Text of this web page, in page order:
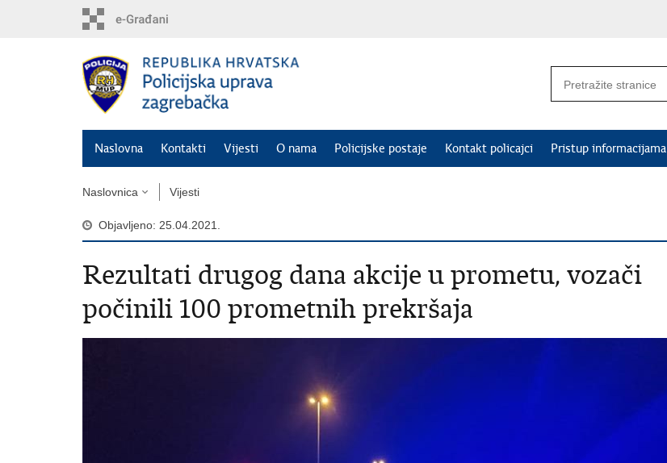
Naslovna Kontakti Vijesti O nama Policijske postaje Kontakt policajci Pristup informacijama
Naslovnica Vijesti
Objavljeno: 25.04.2021.
Rezultati drugog dana akcije u prometu, vozači
počinili 100 prometnih prekršaja